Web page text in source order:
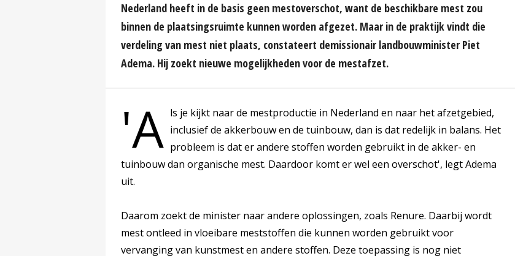
Nederland heeft in de basis geen mestoverschot, want de beschikbare mest zou
binnen de plaatsingsruimte kunnen worden afgezet. Maar in de praktijk vindt die
verdeling van mest niet plaats, constateert demissionair landbouwminister Piet
Adema. Hij zoekt nieuwe mogelijkheden voor de mestafzet.
'A ls je kijkt naar de mestproductie in Nederland en naar het afzetgebied,
inclusief de akkerbouw en de tuinbouw, dan is dat redelijk in balans. Het
probleem is dat er andere stoffen worden gebruikt in de akker- en
tuinbouw dan organische mest. Daardoor komt er wel een overschot', legt Adema
uit.
Daarom zoekt de minister naar andere oplossingen, zoals Renure. Daarbij wordt
mest ontleed in vloeibare meststoffen die kunnen worden gebruikt voor
vervanging van kunstmest en andere stoffen. Deze toepassing is nog niet